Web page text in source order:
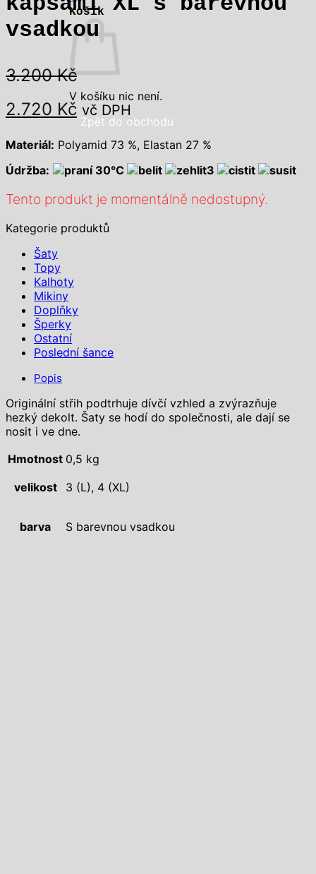
Košík
V košíku nic není.
Zpět do obchodu
vsadkou
3.200Kč
Původní
cena
byla:
3.200 Kč.
2.720 KčAktuální
cena
je:
2.720 Kč.
vč DPH
Materiál: Polyamid 73 %, Elastan 27 %
Údržba:
30°C
Tento produkt je momentálně nedostupný.
Kategorie produktů
Šaty
Topy
Kalhoty
Mikiny
Doplňky
Šperky
Ostatní
Poslední šance
Popis
Originální střih podtrhuje dívčí vzhled a zvýrazňuje
hezký dekolt. Šaty se hodí do společnosti, ale dají se
nosit i ve dne.
Hmotnost 0,5 kg
velikost
3 (L), 4 (XL)
barva S barevnou vsadkou